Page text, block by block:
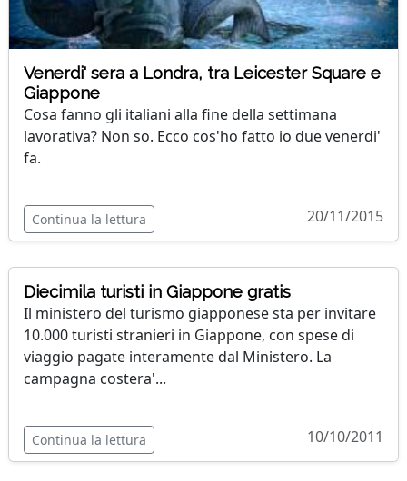
Venerdi' sera a Londra, tra Leicester Square e
Giappone
Cosa fanno gli italiani alla fine della settimana
lavorativa? Non so. Ecco cos'ho fatto io due venerdi'
fa.
Continua la lettura 20/11/2015
Diecimila turisti in Giappone gratis
Il ministero del turismo giapponese sta per invitare
10.000 turisti stranieri in Giappone, con spese di
viaggio pagate interamente dal Ministero. La
campagna costera'...
Continua la lettura 10/10/2011